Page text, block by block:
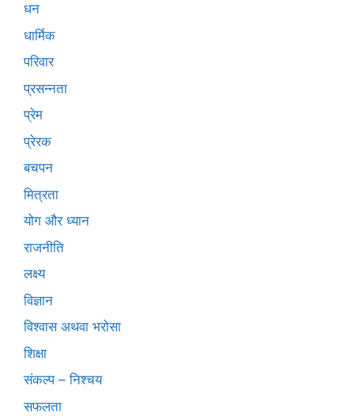
धन
धार्मिक
परिवार
प्रसन्नता
प्रेम
प्रेरक
बचपन
मित्रता
योग और ध्यान
राजनीति
लक्ष्य
विज्ञान
विश्वास अथवा भरोसा
शिक्षा
संकल्प – निश्चय
सफलता